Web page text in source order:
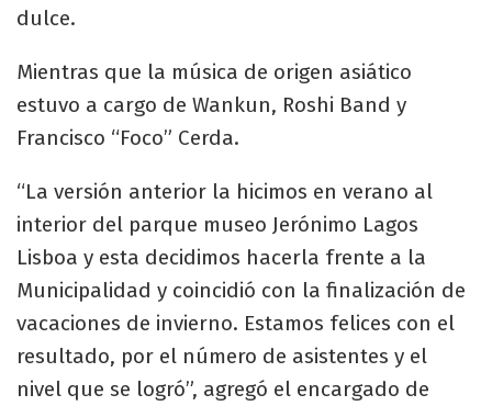
dulce.
Mientras que la música de origen asiático
estuvo a cargo de Wankun, Roshi Band y
Francisco “Foco” Cerda.
“La versión anterior la hicimos en verano al
interior del parque museo Jerónimo Lagos
Lisboa y esta decidimos hacerla frente a la
Municipalidad y coincidió con la finalización de
vacaciones de invierno. Estamos felices con el
resultado, por el número de asistentes y el
nivel que se logró”, agregó el encargado de